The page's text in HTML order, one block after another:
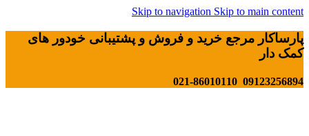
Skip to navigation Skip to main content
پارساکار مرجع خرید و فروش و پشتیبانی خودور های
کمک دار
09123256894 021-86010110